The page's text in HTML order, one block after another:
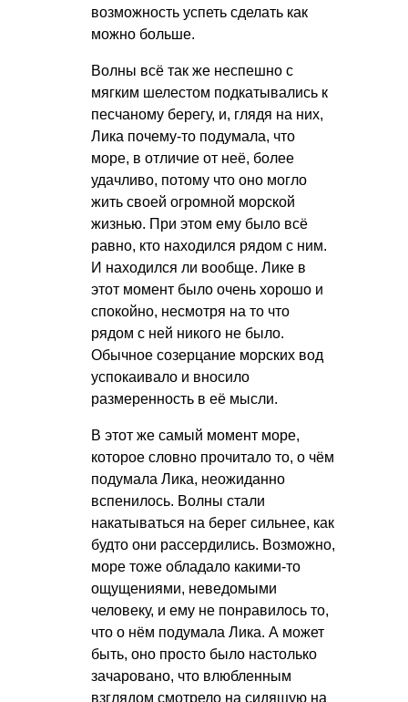
возможность успеть сделать как
можно больше.
Волны всё так же неспешно с
мягким шелестом подкатывались к
песчаному берегу, и, глядя на них,
Лика почему-то подумала, что
море, в отличие от неё, более
удачливо, потому что оно могло
жить своей огромной морской
жизнью. При этом ему было всё
равно, кто находился рядом с ним.
И находился ли вообще. Лике в
этот момент было очень хорошо и
спокойно, несмотря на то что
рядом с ней никого не было.
Обычное созерцание морских вод
успокаивало и вносило
размеренность в её мысли.
В этот же самый момент море,
которое словно прочитало то, о чём
подумала Лика, неожиданно
вспенилось. Волны стали
накатываться на берег сильнее, как
будто они рассердились. Возможно,
море тоже обладало какими-то
ощущениями, неведомыми
человеку, и ему не понравилось то,
что о нём подумала Лика. А может
быть, оно просто было настолько
зачаровано, что влюбленным
взглядом смотрело на сидящую на